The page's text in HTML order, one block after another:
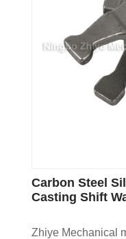
Carbon Steel
Casting Shift
Zhiye Mechanical